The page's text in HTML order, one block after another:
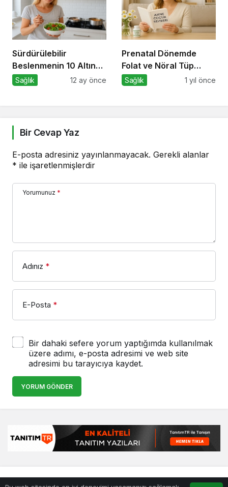
Sürdürülebilir
Beslenmenin 10 Altın
Kuralı
Sağlık 12 ay önce
Prenatal Dönemde
Folat ve Nöral Tüp
Defekti İlişkisi
Sağlık 1 yıl önce
Bir Cevap Yaz
E-posta adresiniz yayınlanmayacak. Gerekli alanlar
* ile işaretlenmişlerdir
Yorumunuz *
Adınız *
E-Posta *
Bir dahaki sefere yorum yaptığımda kullanılmak
üzere adımı, e-posta adresimi ve web site
adresimi bu tarayıcıya kaydet.
YORUM GÖNDER
en iyiler